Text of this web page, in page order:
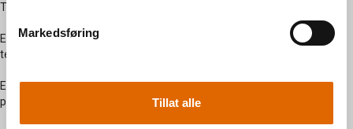
Markedsføring
Tillat alle
Tlf: 47 63 05 26
Epost:
terje@symaskiner.no
Epost:
post@symaskiner.no